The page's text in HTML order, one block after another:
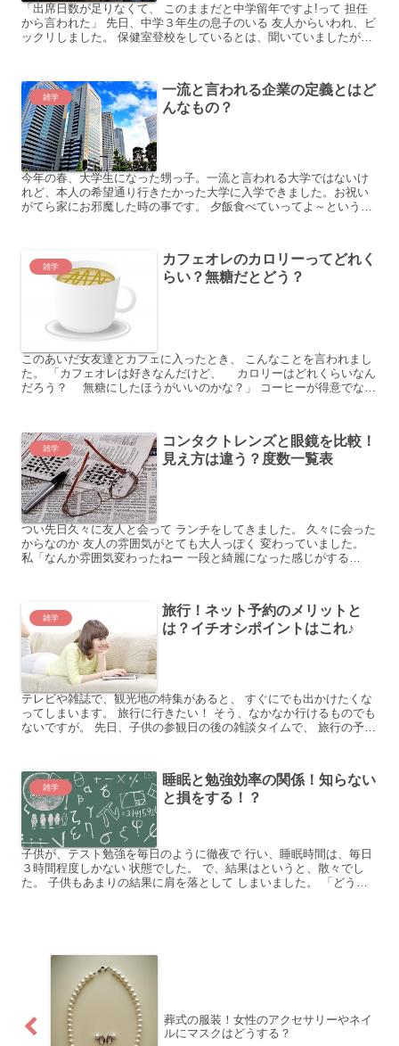
「出席日数が足りなくて、 このままだと中学留年ですよ!って 担任
から言われた」 先日、中学３年生の息子のいる 友人からいわれ、ビ
ックリしました。 保健室登校をしているとは、聞いていましたが、
雑学
一流と言われる企業の定義とはど
んなもの？
今年の春、大学生になった甥っ子。一流と言われる大学ではないけ
れど、本人の希望通り行きたかった大学に入学できました。お祝い
がてら家にお邪魔した時の事です。 夕飯食べていってよ～という義
雑学
カフェオレのカロリーってどれく
らい？無糖だとどう？
このあいだ女友達とカフェに入ったとき、 こんなことを言われまし
た。 「カフェオレは好きなんだけど、 カロリーはどれくらいなん
だろう？ 無糖にしたほうがいいのかな？」 コーヒーが得意でない
雑学
コンタクトレンズと眼鏡を比較！
見え方は違う？度数一覧表
つい先日久々に友人と会って ランチをしてきました。 久々に会った
からなのか 友人の雰囲気がとても大人っぽく 変わっていました。
私「なんか雰囲気変わったねー 一段と綺麗になった感じがする
雑学
旅行！ネット予約のメリットと
は？イチオシポイントはこれ♪
テレビや雑誌で、観光地の特集があると、 すぐにでも出かけたくな
ってしまいます。 旅行に行きたい！ そう、なかなか行けるものでも
ないですが。 先日、子供の参観日の後の雑談タイムで、 旅行の予約
雑学
睡眠と勉強効率の関係！知らない
と損をする！？
子供が、テスト勉強を毎日のように徹夜で 行い、睡眠時間は、毎日
３時間程度しかない 状態でした。 で、結果はというと、散々でし
た。 子供もあまりの結果に肩を落として しまいました。 「どうす
葬式の服装！女性のアクセサリーやネイ
ルにマスクはどうする？